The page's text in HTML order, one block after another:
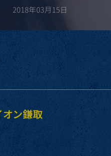
2018年03月15日
ン鎌取